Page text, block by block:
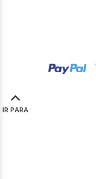
IR PARA